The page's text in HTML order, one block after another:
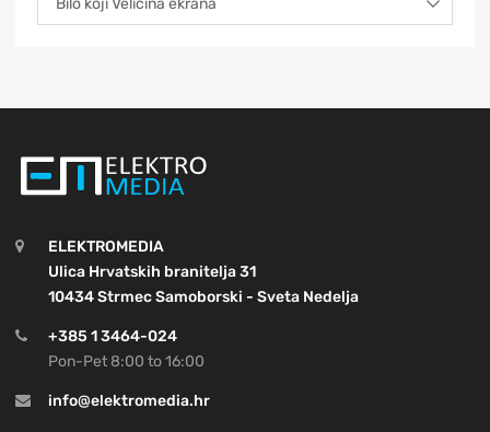
ELEKTROMEDIA
Ulica Hrvatskih branitelja 31
10434 Strmec Samoborski - Sveta Nedelja
+385 1 3464-024
Pon-Pet 8:00 to 16:00
info@elektromedia.hr